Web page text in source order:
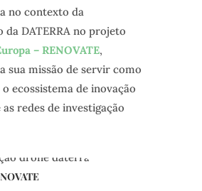
no contexto da
da DATERRA no projeto
– RENOVATE,
sua missão de servir como
ecossistema de inovação
redes de investigação